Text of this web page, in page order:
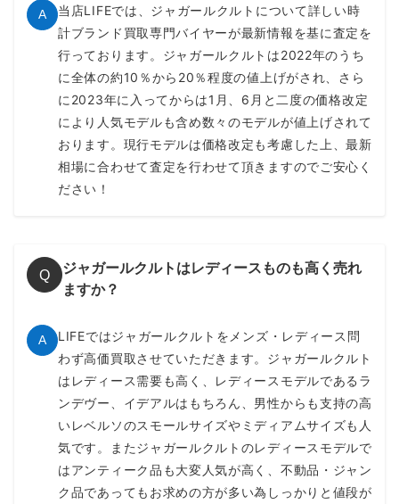
A
当店LIFEでは、ジャガールクルトについて詳しい時
計ブランド買取専門バイヤーが最新情報を基に査定を
行っております。ジャガールクルトは2022年のうち
に全体の約10％から20％程度の値上げがされ、さら
に2023年に入ってからは1月、6月と二度の価格改定
により人気モデルも含め数々のモデルが値上げされて
おります。現行モデルは価格改定も考慮した上、最新
相場に合わせて査定を行わせて頂きますのでご安心く
ださい！
Q
ジャガールクルトはレディースものも高く売れ
ますか？
A
LIFEではジャガールクルトをメンズ・レディース問
わず高価買取させていただきます。ジャガールクルト
はレディース需要も高く、レディースモデルであるラ
ンデヴー、イデアルはもちろん、男性からも支持の高
いレベルソのスモールサイズやミディアムサイズも人
気です。またジャガールクルトのレディースモデルで
はアンティーク品も大変人気が高く、不動品・ジャン
ク品であってもお求めの方が多い為しっかりと値段が